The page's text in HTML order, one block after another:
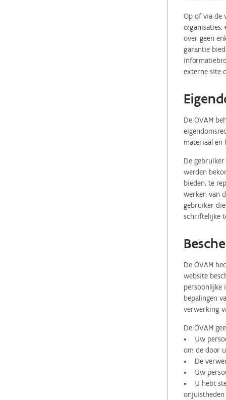
Op of via de
organisaties,
over geen
garantie
externe site
De OVAM
materiaal en
De
werden
bieden, te
werken van
gebruiker
schriftelijke
De OVAM
website
persoonlijke
bepalingen
verwerking
De OVAM
• Uw
om de door
• De
• Uw
• U hebt
onjuistheden